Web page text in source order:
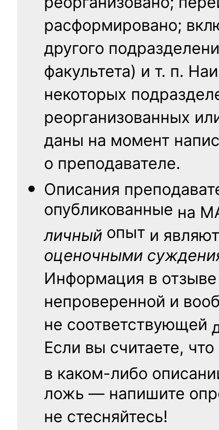
расформировано;
другого
факультета) и т. п.
некоторых
реорганизованных
даны на момент
о преподавателе.
Описания
опубликованные на
личный опыт и
оценочными
Информация в
непроверенной и
не соответствующей
Если вы считаете, что
в каком-либо
ложь — напишите
не стесняйтесь!